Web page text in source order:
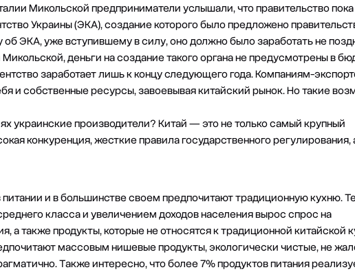
Микольской предприниматели услышали, что правительство
Украины (ЭКА), создание которого было предложено
об ЭКА, уже вступившему в силу, оно должно было заработать не
деньги на создание такого органа не предусмотрены в
заработает лишь к концу следующего года. Компаниям-
и собственные ресурсы, завоевывая китайский рынок. Но такие
украинские производители? Китай — это не только самый крупный
конкуренция, жесткие правила государственного регулирования,
и в большинстве своем предпочитают традиционную кухню.
класса и увеличением доходов населения вырос спрос на
а также продукты, которые не относятся к традиционной китайской
массовым нишевые продукты, экологически чистые, не
Также интересно, что более 7% продуктов питания